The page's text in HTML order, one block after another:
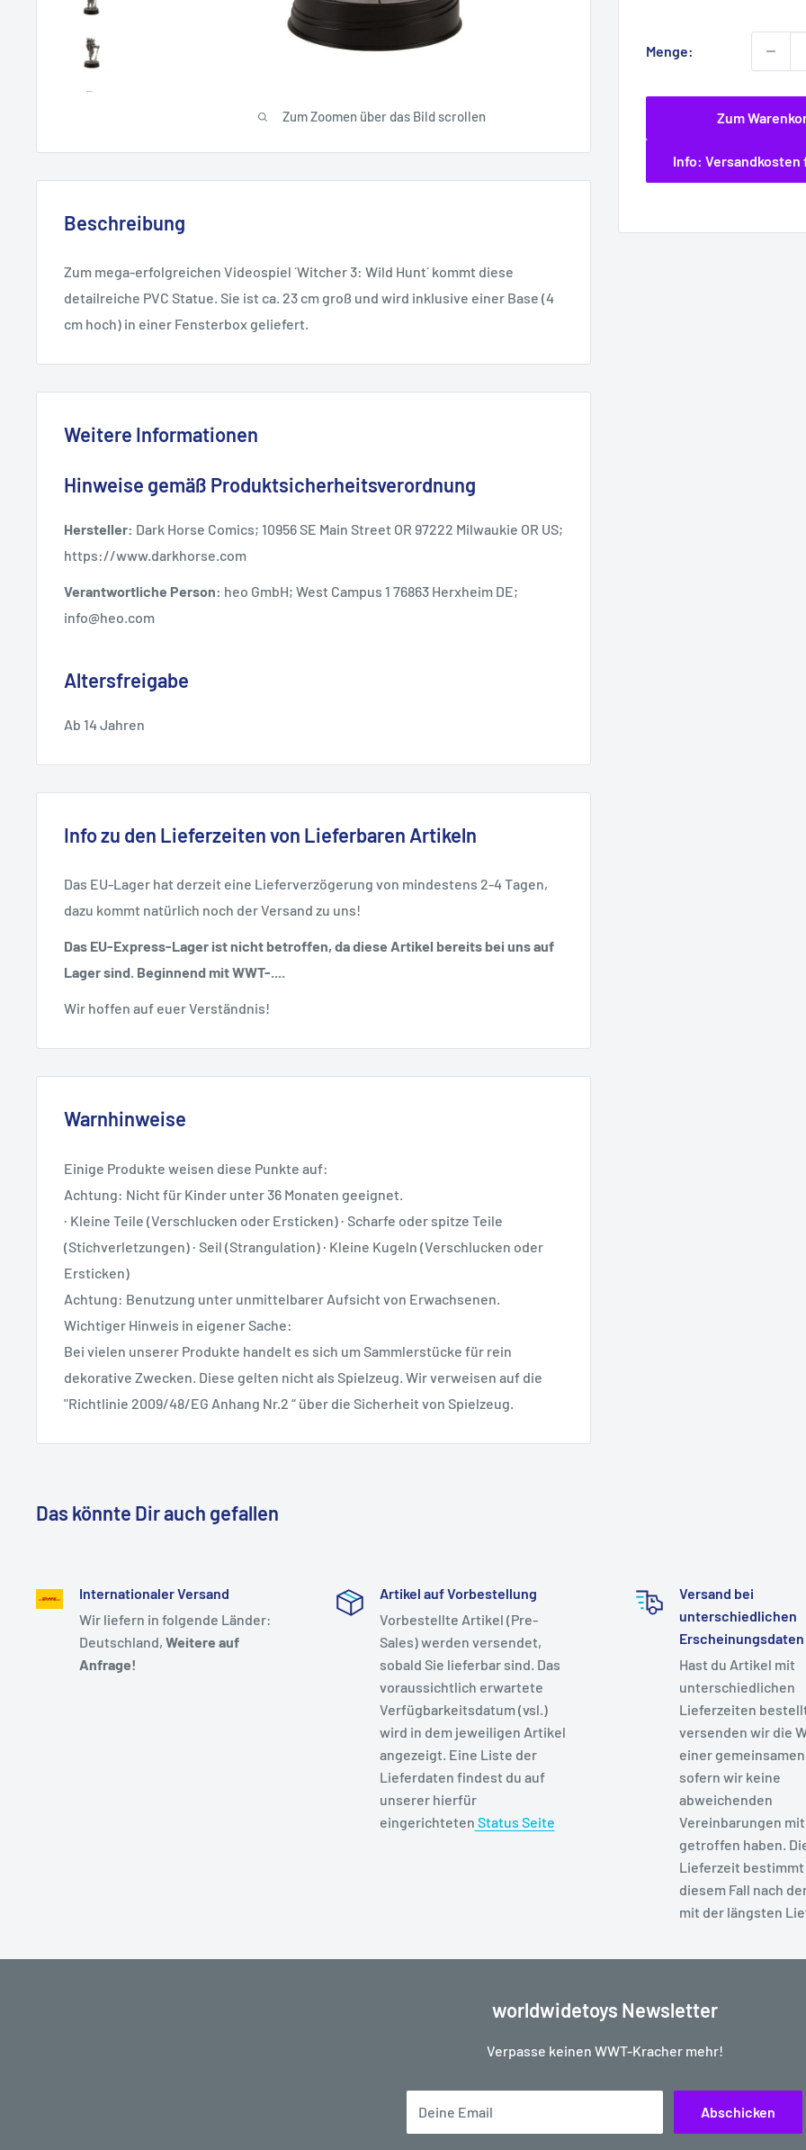
Zum Zoomen über das Bild scrollen
Menge:
Zum
Info:
Beschreibung
Zum mega-erfolgreichen Videospiel ´Witcher 3: Wild Hunt´ kommt diese
detailreiche PVC Statue. Sie ist ca. 23 cm groß und wird inklusive einer Base (4
cm hoch) in einer Fensterbox geliefert.
Weitere Informationen
Hinweise gemäß Produktsicherheitsverordnung
Hersteller: Dark Horse Comics; 10956 SE Main Street OR 97222 Milwaukie OR US;
https://www.darkhorse.com
Verantwortliche Person: heo GmbH; West Campus 1 76863 Herxheim DE;
info@heo.com
Altersfreigabe
Ab 14 Jahren
Info zu den Lieferzeiten von Lieferbaren Artikeln
Das EU-Lager hat derzeit eine Lieferverzögerung von mindestens 2-4 Tagen,
dazu kommt natürlich noch der Versand zu uns!
Das EU-Express-Lager ist nicht betroffen, da diese Artikel bereits bei uns auf
Lager sind. Beginnend mit WWT-....
Wir hoffen auf euer Verständnis!
Warnhinweise
Einige Produkte weisen diese Punkte auf:
Achtung: Nicht für Kinder unter 36 Monaten geeignet.
· Kleine Teile (Verschlucken oder Ersticken) · Scharfe oder spitze Teile
(Stichverletzungen) · Seil (Strangulation) · Kleine Kugeln (Verschlucken oder
Ersticken)
Achtung: Benutzung unter unmittelbarer Aufsicht von Erwachsenen.
Wichtiger Hinweis in eigener Sache:
Bei vielen unserer Produkte handelt es sich um Sammlerstücke für rein
dekorative Zwecken. Diese gelten nicht als Spielzeug. Wir verweisen auf die
"Richtlinie 2009/48/EG Anhang Nr.2 “ über die Sicherheit von Spielzeug.
Das könnte Dir auch gefallen
Internationaler Versand
Wir liefern in folgende Länder:
Deutschland, Weitere auf
Anfrage!
Artikel auf Vorbestellung
Vorbestellte Artikel (Pre-
Sales) werden versendet,
sobald Sie lieferbar sind. Das
voraussichtlich erwartete
Verfügbarkeitsdatum (vsl.)
wird in dem jeweiligen Artikel
angezeigt. Eine Liste der
Lieferdaten findest du auf
unserer hierfür
eingerichteten Status Seite
Versand bei
unterschiedlichen
Erscheinungsdaten
Hast du Artikel mit
unterschiedlichen
Lieferzeiten
versenden wir die
einer
sofern wir keine
abweichenden
Vereinbarungen
getroffen haben.
Lieferzeit bestimmt
diesem Fall nach
mit der längsten
worldwidetoys Newsletter
Verpasse keinen WWT-Kracher mehr!
Deine Email Abschicken